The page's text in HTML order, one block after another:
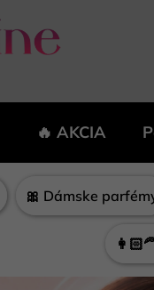
🔥 AKCIA
🎀 Dámske